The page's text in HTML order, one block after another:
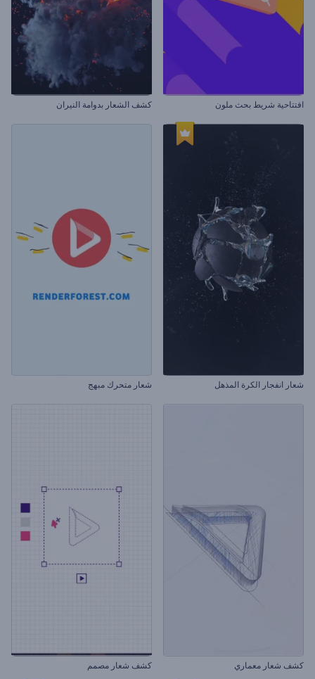
افتتاحية شريط بحث ملون كشف الشعار بدوامة النيران
شعار انفجار الكرة المذهل شعار متحرك مبهج
كشف شعار معماري كشف شعار مصمم